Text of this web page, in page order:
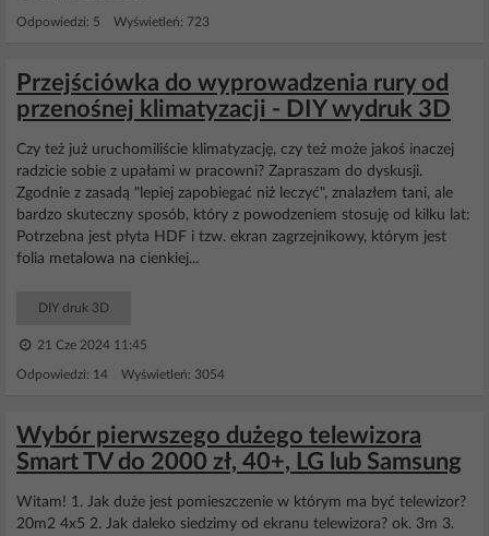
Odpowiedzi: 5 Wyświetleń: 723
Przejściówka do wyprowadzenia rury od
przenośnej klimatyzacji - DIY wydruk 3D
Czy też już uruchomiliście klimatyzację, czy też może jakoś inaczej
radzicie sobie z upałami w pracowni? Zapraszam do dyskusji.
Zgodnie z zasadą "lepiej zapobiegać niż leczyć", znalazłem tani, ale
bardzo skuteczny sposób, który z powodzeniem stosuję od kilku lat:
Potrzebna jest płyta HDF i tzw. ekran zagrzejnikowy, którym jest
folia metalowa na cienkiej...
DIY druk 3D
21 Cze 2024 11:45
Odpowiedzi: 14 Wyświetleń: 3054
Wybór pierwszego dużego telewizora
Smart TV do 2000 zł, 40+, LG lub Samsung
Witam! 1. Jak duże jest pomieszczenie w którym ma być telewizor?
20m2 4x5 2. Jak daleko siedzimy od ekranu telewizora? ok. 3m 3.